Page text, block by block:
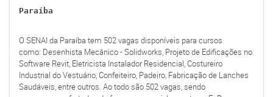
Paraíba
O SENAI da Paraíba tem 502 vagas disponíveis para cursos
como: Desenhista Mecânico - Solidworks, Projeto de Edificações no
Software Revit, Eletricista Instalador Residencial, Costureiro
Industrial do Vestuário, Confeiteiro, Padeiro, Fabricação de Lanches
Saudáveis, entre outros. Ao todo são 502 vagas, sendo